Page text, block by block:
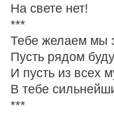
На свете нет!
***
Тебе желаем мы
Пусть рядом
И пусть из всех
В тебе
***